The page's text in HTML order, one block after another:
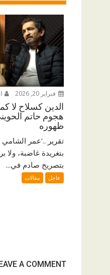
فبراير 20, 2026
الدين كسلاح لا
هجوم حاتم
ظهوره
تقرير ..‘عمر الشامي
بتغريدة غاضبة، ولا
بتصريح صادم في...
عاجل مقالات
A COMMENT